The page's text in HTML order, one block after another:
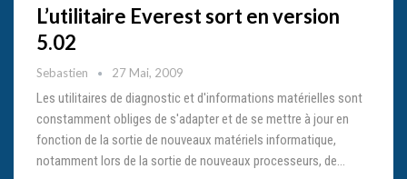
L’utilitaire Everest sort en version
5.02
Sebastien 27 Mai, 2009
Les utilitaires de diagnostic et d'informations matérielles sont
constamment obliges de s'adapter et de se mettre à jour en
fonction de la sortie de nouveaux matériels informatique,
notamment lors de la sortie de nouveaux processeurs, de…